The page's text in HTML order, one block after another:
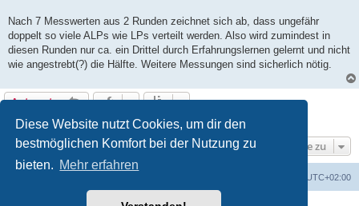
Diese Website nutzt Cookies, um dir den
bestmöglichen Komfort bei der Nutzung zu
bieten. Mehr erfahren
a
Nach 7 Messwerten aus 2 Runden zeichnet sich ab, dass ungefähr
doppelt so viele ALPs wie LPs verteilt werden. Also wird zumindest in
diesen Runden nur ca. ein Drittel durch Erfahrungslernen gelernt und nicht
wie angestrebt(?) die Hälfte. Weitere Messungen sind sicherlich nötig.
Antworten
5 Beiträge • Seite1 von 1
Gehe zu
UTC+02:00